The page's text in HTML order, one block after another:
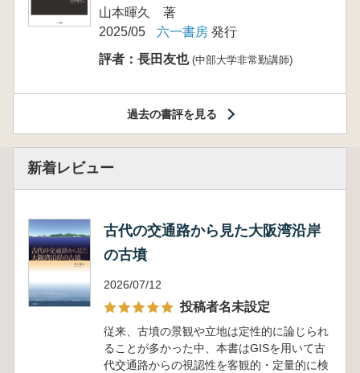
山本暉久 著
2025/05
六一書房 発行
評者：長田友也 (中部大学非常勤講師)
過去の書評を見る
新着レビュー
古代の交通路から見た大阪湾沿岸
の古墳
2026/07/12
投稿者名未設定
従来、古墳の景観や立地は定性的に論じられ
ることが多かった中、本書はGISを用いて古
代交通路からの視認性を客観的・定量的に検